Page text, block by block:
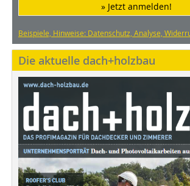
» Jetzt anmelden!
Beispiele, Hinweise: Datenschutz, Analyse,
Die aktuelle dach+holzbau